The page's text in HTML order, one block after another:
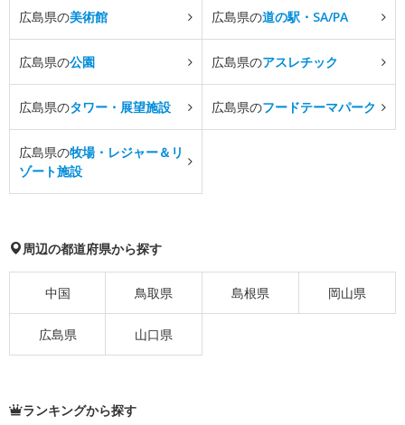
広島県の美術館 広島県の道の駅・SA/PA
広島県の公園 広島県のアスレチック
広島県のタワー・展望施設 広島県のフードテーマパーク
広島県の牧場・レジャー＆リ
ゾート施設
周辺の都道府県から探す
中国 鳥取県 島根県 岡山県
広島県 山口県
ランキングから探す